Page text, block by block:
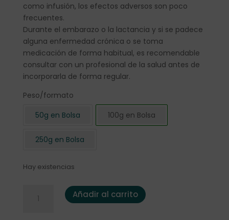
como infusión, los efectos adversos son poco
frecuentes.
Durante el embarazo o la lactancia y si se padece
alguna enfermedad crónica o se toma
medicación de forma habitual, es recomendable
consultar con un profesional de la salud antes de
incorporarla de forma regular.
Peso/formato
50g en Bolsa
100g en Bolsa
250g en Bolsa
Hay existencias
Lavanda 100 gr. cantidad
Añadir al carrito